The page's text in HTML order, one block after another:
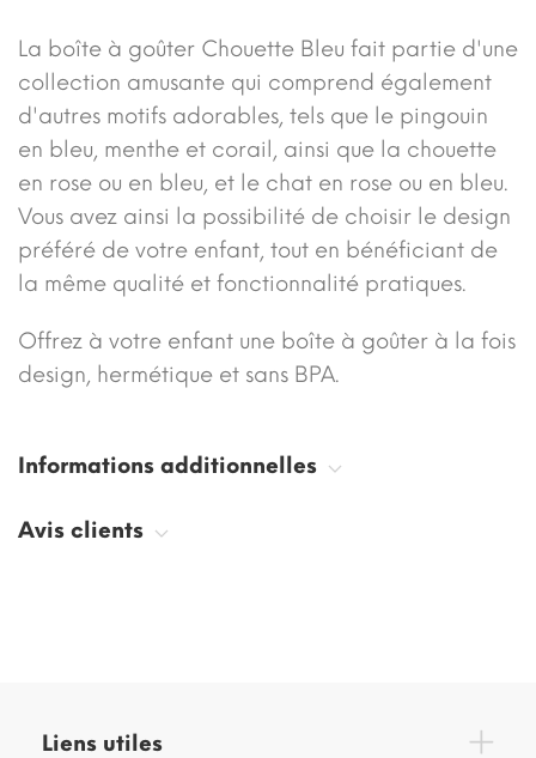
La boîte à goûter Chouette Bleu fait partie d'une
collection amusante qui comprend également
d'autres motifs adorables, tels que le pingouin
en bleu, menthe et corail, ainsi que la chouette
en rose ou en bleu, et le chat en rose ou en bleu.
Vous avez ainsi la possibilité de choisir le design
préféré de votre enfant, tout en bénéficiant de
la même qualité et fonctionnalité pratiques.
Offrez à votre enfant une boîte à goûter à la fois
design, hermétique et sans BPA.
Informations additionnelles
Avis clients
Liens utiles